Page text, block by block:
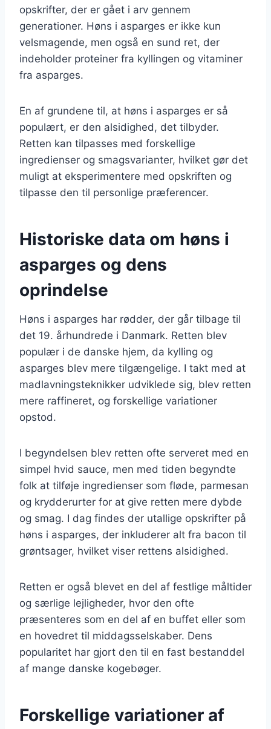
opskrifter, der er gået i arv gennem
generationer. Høns i asparges er ikke kun
velsmagende, men også en sund ret, der
indeholder proteiner fra kyllingen og vitaminer
fra asparges.
En af grundene til, at høns i asparges er så
populært, er den alsidighed, det tilbyder.
Retten kan tilpasses med forskellige
ingredienser og smagsvarianter, hvilket gør det
muligt at eksperimentere med opskriften og
tilpasse den til personlige præferencer.
Historiske data om høns i
asparges og dens
oprindelse
Høns i asparges har rødder, der går tilbage til
det 19. århundrede i Danmark. Retten blev
populær i de danske hjem, da kylling og
asparges blev mere tilgængelige. I takt med at
madlavningsteknikker udviklede sig, blev retten
mere raffineret, og forskellige variationer
opstod.
I begyndelsen blev retten ofte serveret med en
simpel hvid sauce, men med tiden begyndte
folk at tilføje ingredienser som fløde, parmesan
og krydderurter for at give retten mere dybde
og smag. I dag findes der utallige opskrifter på
høns i asparges, der inkluderer alt fra bacon til
grøntsager, hvilket viser rettens alsidighed.
Retten er også blevet en del af festlige måltider
og særlige lejligheder, hvor den ofte
præsenteres som en del af en buffet eller som
en hovedret til middagsselskaber. Dens
popularitet har gjort den til en fast bestanddel
af mange danske kogebøger.
Forskellige variationer af